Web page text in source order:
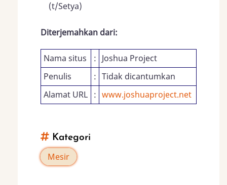
(t/Setya)
Diterjemahkan dari:
Nama situs : Joshua Project
Penulis
: Tidak dicantumkan
Alamat URL : www.joshuaproject.net
Kategori
Mesir